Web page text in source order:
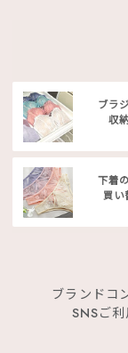
ブラ
収
下着
買い
ブランドコ
SNSご